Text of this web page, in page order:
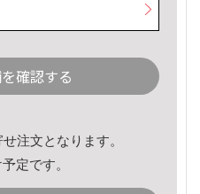
確認する
注文となります。
定です。